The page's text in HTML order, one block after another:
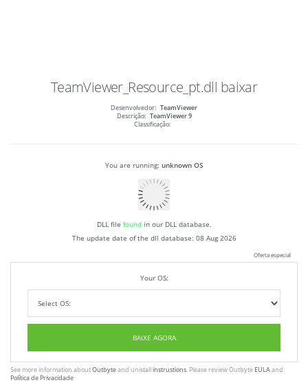
TeamViewer_Resource_pt.dll baixar
Desenvolvedor: TeamViewer
Descrição: TeamViewer 9
Classificação:
You are running: unknown OS
DLL file foundin our DLL database.
The update date of the dll database: 08 Aug 2026
Oferta especial
Your OS:
BAIXE AGORA
See more information aboutOutbyteand unistallinstrustions. Please review Outbyte EULAand
Política de Privacidade